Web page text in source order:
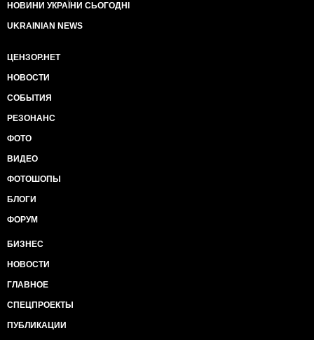
НОВИНИ УКРАЇНИ СЬОГОДНІ
UKRAINIAN NEWS
ЦЕНЗОР.НЕТ
НОВОСТИ
СОБЫТИЯ
РЕЗОНАНС
ФОТО
ВИДЕО
ФОТОШОПЫ
БЛОГИ
ФОРУМ
БИЗНЕС
НОВОСТИ
ГЛАВНОЕ
СПЕЦПРОЕКТЫ
ПУБЛИКАЦИИ